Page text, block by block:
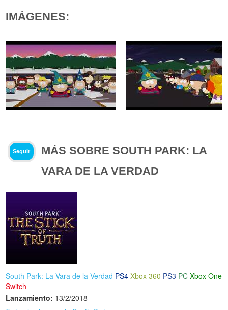
IMÁGENES:
Seguir
MÁS SOBRE SOUTH PARK: LA
VARA DE LA VERDAD
South Park: La Vara de la Verdad PS4 Xbox 360 PS3 PC Xbox One
Switch
Lanzamiento: 13/2/2018